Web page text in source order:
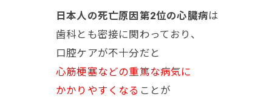
日本人の死亡原因第2位の心臓病は
歯科とも密接に関わっており、
口腔ケアが不十分だと
心筋梗塞などの重篤な病気に
かかりやすくなる ことが